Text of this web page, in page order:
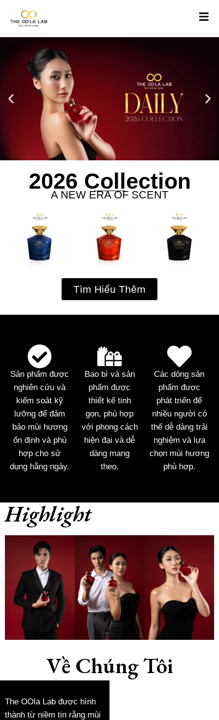
2026 Collection
A NEW ERA OF SCENT
Tìm Hiểu Thêm
Sản phẩm được
nghiên cứu và
kiểm soát kỹ
lưỡng để đảm
bảo mùi hương
ổn định và phù
hợp cho sử
dụng hằng ngày.
Bao bì và sản
phẩm được
thiết kế tinh
gọn, phù hợp
với phong cách
hiện đại và dễ
dàng mang
theo.
Các dòng sản
phẩm được
phát triển để
nhiều người có
thể dễ dàng trải
nghiệm và lựa
chọn mùi hương
phù hợp.
Highlight
Về Chúng Tôi
The OOla Lab được hình
thành từ niềm tin rằng mùi